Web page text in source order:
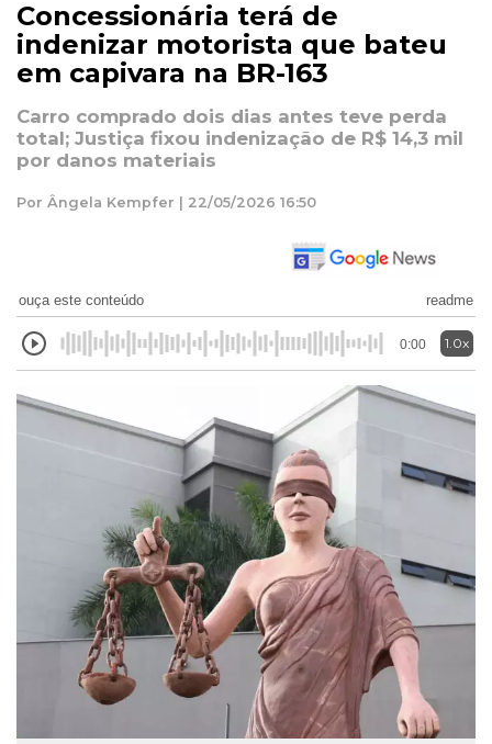
Concessionária terá de
indenizar motorista que bateu
em capivara na BR-163
Carro comprado dois dias antes teve perda
total; Justiça fixou indenização de R$ 14,3 mil
por danos materiais
Por Ângela Kempfer | 22/05/2026 16:50
ouça este conteúdo readme
0:00 1.0x